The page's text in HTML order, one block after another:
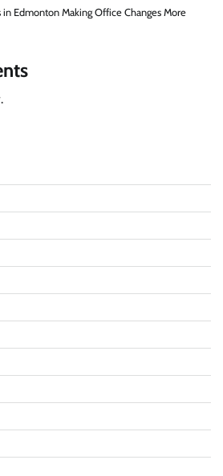
Edmonton Making Office Changes More